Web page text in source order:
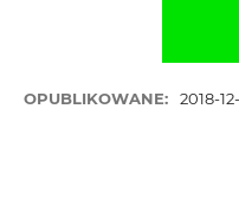
OPUBLIKOWANE: 2018-